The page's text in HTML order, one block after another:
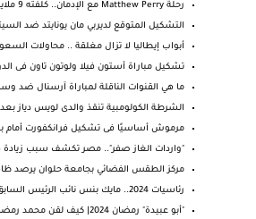
رحلة Matthew Perry مع الإدمان.. كلفته 9 ملايين دول...
التشكيل المتوقع لديربي مان يونايتد ضد
أبواب إيطاليا لا تزال مغلقة .. محاولات
تشكيل مباراة أستون فيلا ولوتون تاون فى
ما هي القنوات الناقلة لمباراة آرسنال ضد
الشرطة الكولومبية تنقذ والدى لويس دياز
مرموش أساسيًا فى تشكيل فرانكفورت أمام
"واردات الغاز صفر".. مصر تكشف سبب زيادة
مركز الطقس الفضائي بجامعة حلوان يرصد
رئاسيات 2024.. مايك بنس نائب الرئيس السابق ينسحب م...
"أبو عبيدة" رمضان 2024| كيف لقن محمد رمضان الاحتلا...